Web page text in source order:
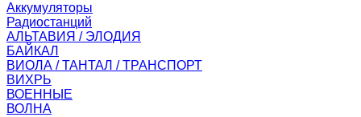
Аккумуляторы
Радиостанций
АЛЬТАВИЯ / ЭЛОДИЯ
БАЙКАЛ
ВИОЛА / ТАНТАЛ / ТРАНСПОРТ
ВИХРЬ
ВОЕННЫЕ
ВОЛНА